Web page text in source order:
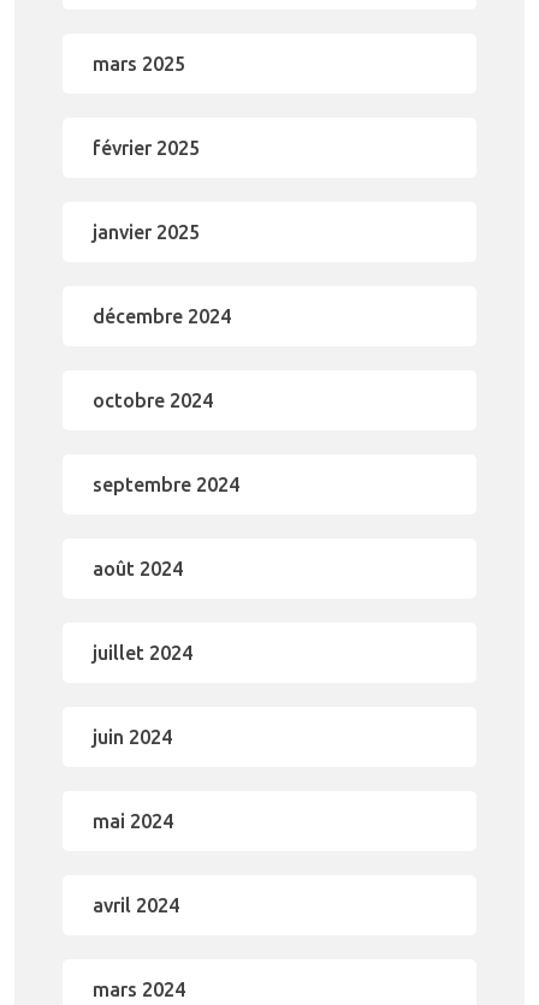
mars 2025
février 2025
janvier 2025
décembre 2024
octobre 2024
septembre 2024
août 2024
juillet 2024
juin 2024
mai 2024
avril 2024
mars 2024